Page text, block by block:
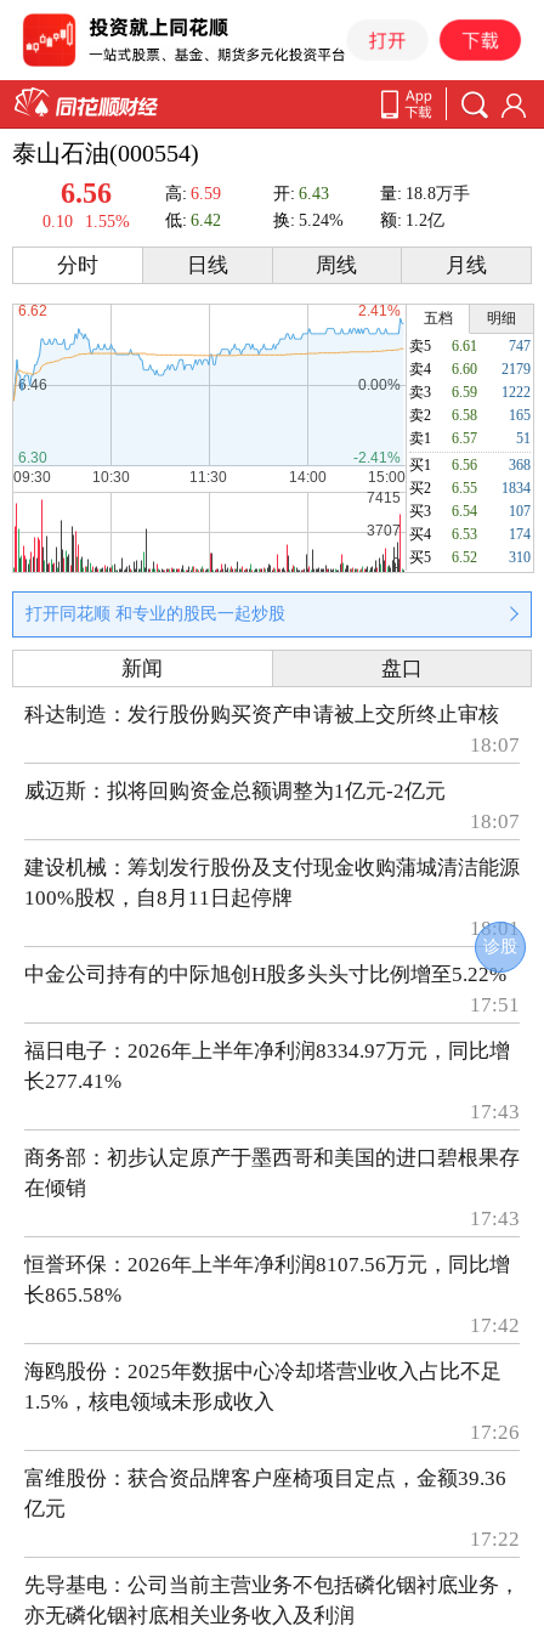
泰山石油(000554)
6.56
0.10 1.55%
高: 6.59 开: 6.43 量: 18.8万手
低: 6.42 换: 5.24% 额: 1.2亿
分时 日线 周线 月线
五档
明细
卖5
6.61
747
卖4
6.60
2179
卖3
6.59
1222
卖2
6.58
165
卖1
6.57
51
买1
6.56
368
买2
6.55
1834
买3
6.54
107
买4
6.53
174
买5
6.52 310
打开同花顺 和专业的股民一起炒股
诊股
新闻
盘口
科达制造：发行股份购买资产申请被上交所终止审核
18:07
威迈斯：拟将回购资金总额调整为1亿元-2亿元
18:07
建设机械：筹划发行股份及支付现金收购蒲城清洁能源
100%股权，自8月11日起停牌
18:01
中金公司持有的中际旭创H股多头头寸比例增至5.22%
17:51
福日电子：2026年上半年净利润8334.97万元，同比增
长277.41%
17:43
商务部：初步认定原产于墨西哥和美国的进口碧根果存
在倾销
17:43
恒誉环保：2026年上半年净利润8107.56万元，同比增
长865.58%
17:42
海鸥股份：2025年数据中心冷却塔营业收入占比不足
1.5%，核电领域未形成收入
17:26
富维股份：获合资品牌客户座椅项目定点，金额39.36
亿元
17:22
先导基电：公司当前主营业务不包括磷化铟衬底业务，
亦无磷化铟衬底相关业务收入及利润